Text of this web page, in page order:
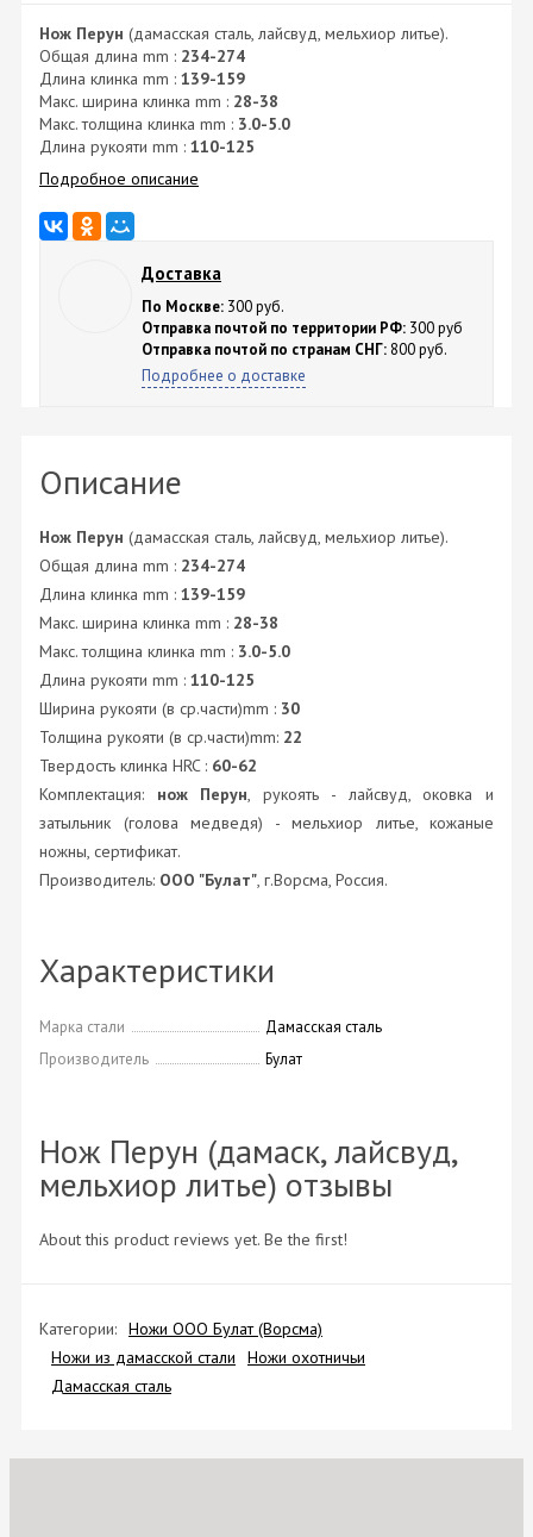
Нож Перун (дамасская сталь, лайсвуд, мельхиор литье).
Общая длина mm : 234-274
Длина клинка mm : 139-159
Макс. ширина клинка mm : 28-38
Макс. толщина клинка mm : 3.0-5.0
Длина рукояти mm : 110-125
Подробное описание
Доставка
По Москве: 300 руб.
Отправка почтой по территории РФ: 300 руб
Отправка почтой по странам СНГ: 800 руб.
Подробнее о доставке
Описание
Нож Перун (дамасская сталь, лайсвуд, мельхиор литье).
Общая длина mm : 234-274
Длина клинка mm : 139-159
Макс. ширина клинка mm : 28-38
Макс. толщина клинка mm : 3.0-5.0
Длина рукояти mm : 110-125
Ширина рукояти (в ср.части)mm : 30
Толщина рукояти (в ср.части)mm: 22
Твердость клинка HRC : 60-62
Комплектация: нож Перун, рукоять - лайсвуд, оковка и
затыльник (голова медведя) - мельхиор литье, кожаные
ножны, сертификат.
Производитель: ООО "Булат", г.Ворсма, Россия.
Характеристики
Марка стали
Дамасская сталь
Производитель
Булат
Нож Перун (дамаск, лайсвуд,
мельхиор литье) отзывы
About this product reviews yet. Be the first!
Категории: Ножи ООО Булат (Ворсма)
Ножи из дамасской стали
Ножи охотничьи
Дамасская сталь